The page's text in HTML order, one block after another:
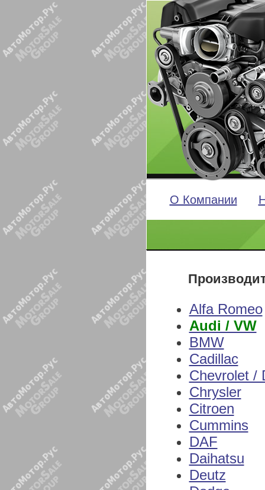
О Компании
Alfa Romeo
Audi / VW
BMW
Cadillac
Chevrolet /
Chrysler
Citroen
Cummins
DAF
Daihatsu
Deutz